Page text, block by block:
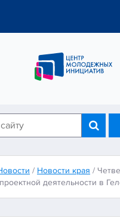
/ Новости края /
деятельности в